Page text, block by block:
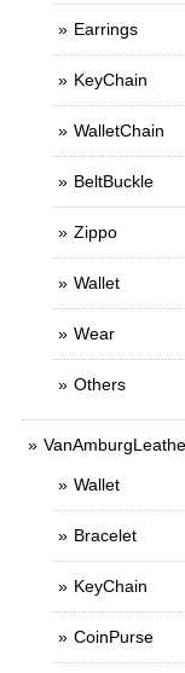
Earrings
KeyChain
WalletChain
BeltBuckle
Zippo
Wallet
Wear
Others
Wallet
Bracelet
KeyChain
CoinPurse